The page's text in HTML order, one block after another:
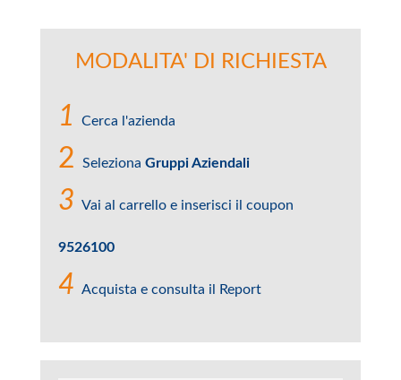
MODALITA' DI RICHIESTA
1 Cerca l'azienda
2 Seleziona Gruppi Aziendali
3 Vai al carrello e inserisci il coupon
9526100
4 Acquista e consulta il Report